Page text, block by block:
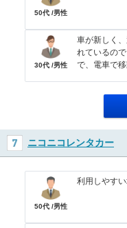
50代 /男性
30代 /男性
車が新しく
れているの
で、電車で
ニコニコレンタカー
50代 /男性
利用しやす